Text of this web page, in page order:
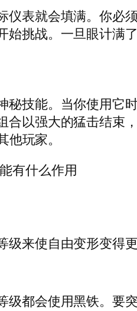
表就会填满。你必
挑战。一旦眼计满
秘技能。当你使用
以强大的猛击结束
玩家。
级来使自由变形变得
都会使用黑铁。要